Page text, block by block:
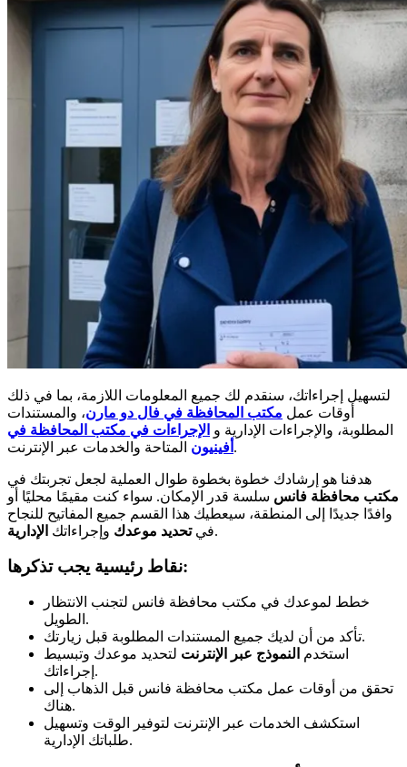
لتسهيل إجراءاتك، سنقدم لك جميع المعلومات اللازمة، بما في ذلك
أوقات عمل مكتب المحافظة في فال دو مارن، والمستندات
المطلوبة، والإجراءات الإدارية و الإجراءات في مكتب المحافظة في
أفينيون المتاحة والخدمات عبر الإنترنت.
هدفنا هو إرشادك خطوة بخطوة طوال العملية لجعل تجربتك في
مكتب محافظة فانس سلسة قدر الإمكان. سواء كنت مقيمًا محليًا أو
وافدًا جديدًا إلى المنطقة، سيعطيك هذا القسم جميع المفاتيح للنجاح
فيتحديد موعدك وإجراءاتك الإدارية .
نقاط رئيسية يجب تذكرها:
خطط لموعدك في مكتب محافظة فانس لتجنب الانتظار
الطويل.
تأكد من أن لديك جميع المستندات المطلوبة قبل زيارتك.
استخدم النموذج عبر الإنترنت لتحديد موعدك وتبسيط
إجراءاتك.
تحقق من أوقات عمل مكتب محافظة فانس قبل الذهاب إلى
هناك.
استكشف الخدمات عبر الإنترنت لتوفير الوقت وتسهيل
طلباتك الإدارية.